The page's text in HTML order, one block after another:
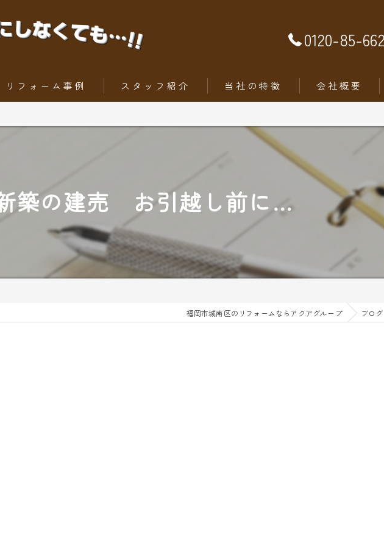
0120-85-
リフォーム事例
ちょっとだけリフォーム
スタッフ紹介 当社の特徴
内装工事
屋根
水回りリフォーム
外構工事・エクステリア
会社概要
築の建売 お引越し前に…
福岡市城南区のリフォームならアクアグループ ブログ